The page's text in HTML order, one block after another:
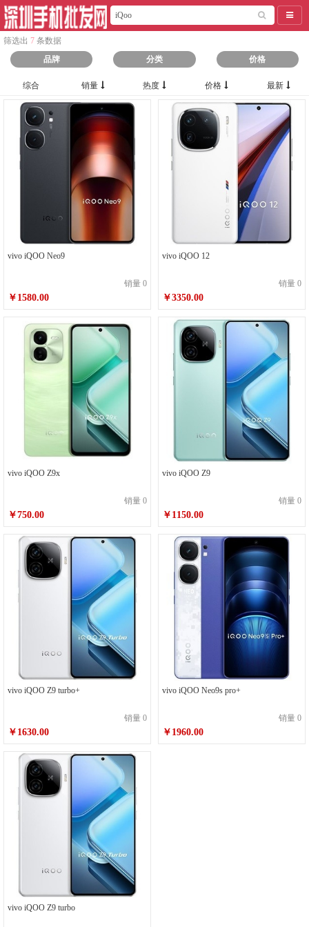
导航
筛选出 7 条数据
品牌
分类 价格
综合 销量 热度 价格 最新
vivo iQOO Neo9
销量 0
￥1580.00
vivo iQOO 12
销量 0
￥3350.00
vivo iQOO Z9x
销量 0
￥750.00
vivo iQOO Z9
销量 0
￥1150.00
vivo iQOO Z9 turbo+
销量 0
￥1630.00
vivo iQOO Neo9s pro+
销量 0
￥1960.00
vivo iQOO Z9 turbo